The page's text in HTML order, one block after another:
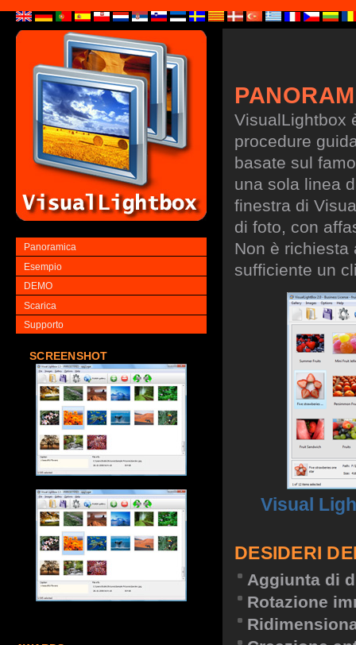
Panoramica
Esempio
DEMO
Scarica
Supporto
SCREENSHOT
VisualLightbox
procedure
basate sul
una sola linea
finestra di
di foto, con
Non è richiesta
sufficiente un
Visual
DESIDERI
Aggiunta di
Rotazione